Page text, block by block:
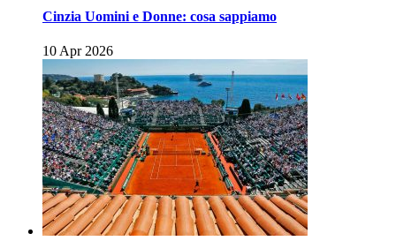
Cinzia Uomini e Donne: cosa sappiamo
10 Apr 2026